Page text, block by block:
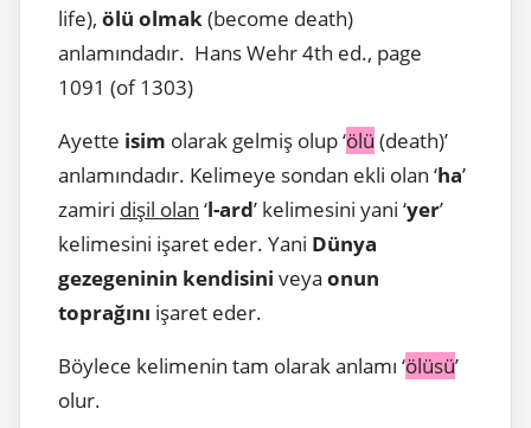
life), ölü olmak(become death)
anlamındadır. Hans Wehr 4th ed., page
1091 (of 1303)
Ayette isim olarak gelmiş olup ‘ölü (death)’
anlamındadır. Kelimeye sondan ekli olan ‘ha’
zamiri dişil olan ‘l-ard’ kelimesini yani ‘yer’
kelimesini işaret eder. Yani Dünya
gezegeninin kendisini veya onun
toprağını işaret eder.
Böylece kelimenin tam olarak anlamı ‘ölüsü’
olur.